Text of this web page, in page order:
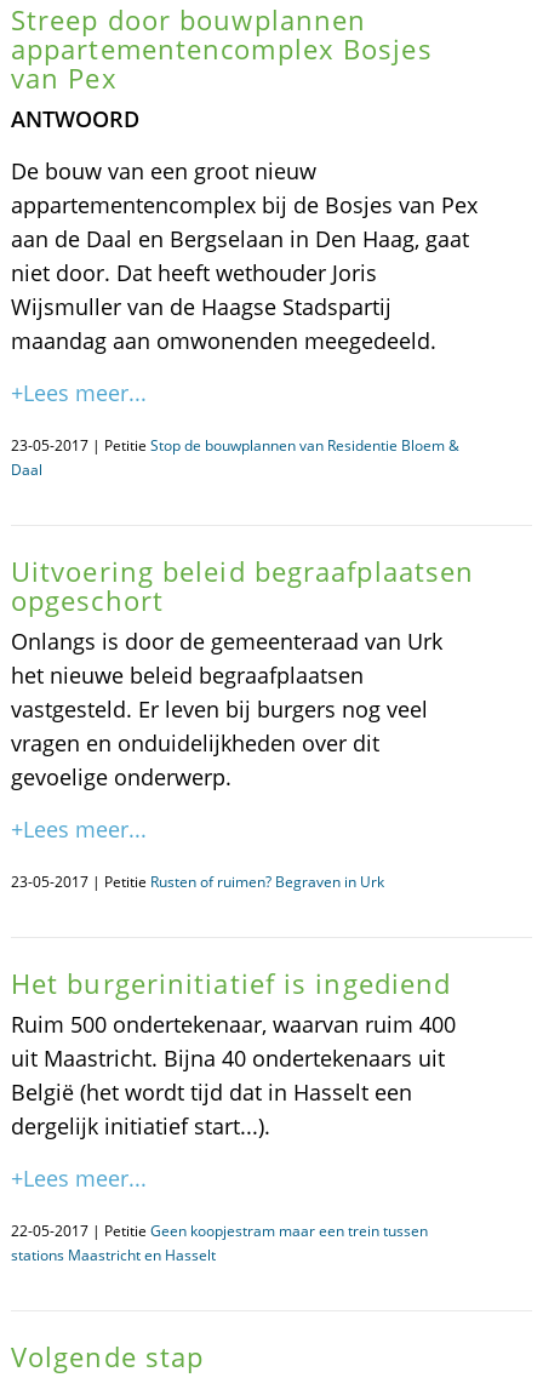
Streep door bouwplannen
appartementencomplex Bosjes
van Pex
ANTWOORD
De bouw van een groot nieuw
appartementencomplex bij de Bosjes van Pex
aan de Daal en Bergselaan in Den Haag, gaat
niet door. Dat heeft wethouder Joris
Wijsmuller van de Haagse Stadspartij
maandag aan omwonenden meegedeeld.
+Lees meer...
23-05-2017 | Petitie Stop de bouwplannen van Residentie Bloem &
Daal
Uitvoering beleid begraafplaatsen
opgeschort
Onlangs is door de gemeenteraad van Urk
het nieuwe beleid begraafplaatsen
vastgesteld. Er leven bij burgers nog veel
vragen en onduidelijkheden over dit
gevoelige onderwerp.
+Lees meer...
23-05-2017 | Petitie Rusten of ruimen? Begraven in Urk
Het burgerinitiatief is ingediend
Ruim 500 ondertekenaar, waarvan ruim 400
uit Maastricht. Bijna 40 ondertekenaars uit
België (het wordt tijd dat in Hasselt een
dergelijk initiatief start...).
+Lees meer...
22-05-2017 | Petitie Geen koopjestram maar een trein tussen
stations Maastricht en Hasselt
Volgende stap